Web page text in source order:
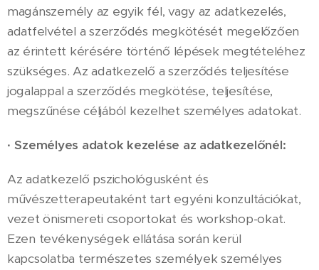
magánszemély az egyik fél, vagy az adatkezelés,
adatfelvétel a szerződés megkötését megelőzően
az érintett kérésére történő lépések megtételéhez
szükséges. Az adatkezelő a szerződés teljesítése
jogalappal a szerződés megkötése, teljesítése,
megszűnése céljából kezelhet személyes adatokat.
· Személyes adatok kezelése az adatkezelőnél:
Az adatkezelő pszichológusként és
művészetterapeutaként tart egyéni konzultációkat,
vezet önismereti csoportokat és workshop-okat.
Ezen tevékenységek ellátása során kerül
kapcsolatba természetes személyek személyes